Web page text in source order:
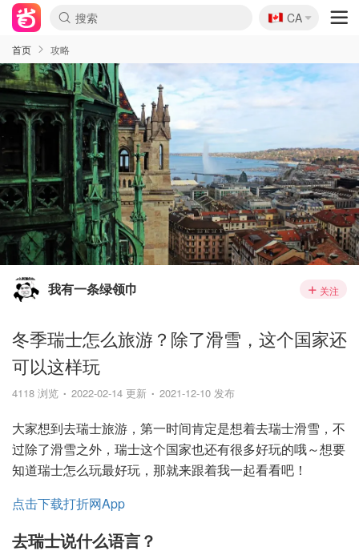
🇨🇦
CA
首页 攻略
我有一条绿领巾 关注
冬季瑞士怎么旅游？除了滑雪，这个国家还
可以这样玩
4118 浏览 2022-02-14 更新 2021-12-10 发布
大家想到去瑞士旅游，第一时间肯定是想着去瑞士滑雪，不
过除了滑雪之外，瑞士这个国家也还有很多好玩的哦～想要
知道瑞士怎么玩最好玩，那就来跟着我一起看看吧！
点击下载打折网App
去瑞士说什么语言？